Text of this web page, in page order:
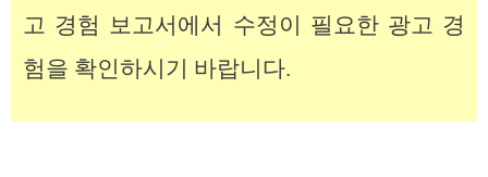
고 경험 보고서에서 수정이 필요한 광고 경
험을 확인하시기 바랍니다.